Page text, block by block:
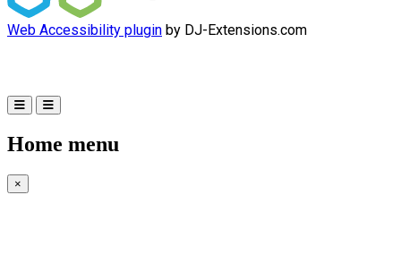
Web Accessibility plugin by DJ-Extensions.com
Home menu
×